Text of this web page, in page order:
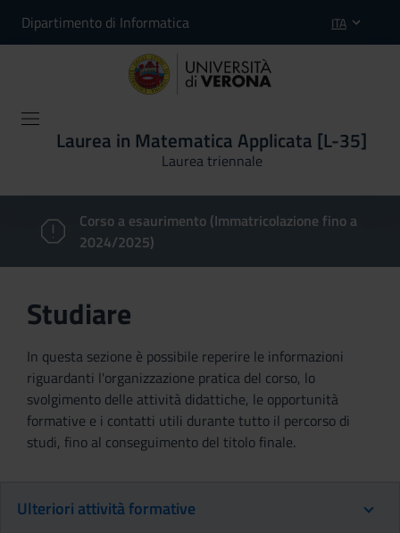
Dipartimento di Informatica ITA
Laurea in Matematica Applicata [L-35]
Laurea triennale
Corso a esaurimento (Immatricolazione fino a
2024/2025)
Studiare
In questa sezione è possibile reperire le informazioni
riguardanti l'organizzazione pratica del corso, lo
svolgimento delle attività didattiche, le opportunità
formative e i contatti utili durante tutto il percorso di
studi, fino al conseguimento del titolo finale.
Ulteriori attività formative